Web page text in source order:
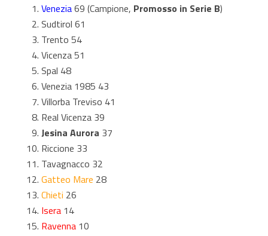
Venezia69 (Campione, Promosso in Serie B)
Sudtirol 61
Trento 54
Vicenza 51
Spal 48
Venezia 1985 43
Villorba Treviso 41
Real Vicenza 39
Jesina Aurora 37
Riccione 33
Tavagnacco 32
Gatteo Mare 28
Chieti 26
Isera14
Ravenna10